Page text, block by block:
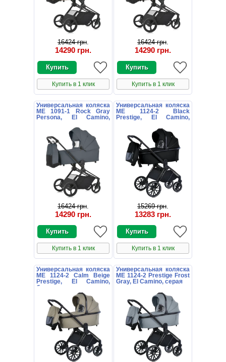
16424 грн.
14290 грн.
Купить в 1 клик
16424 грн.
14290 грн.
Купить в 1 клик
Универсальная коляска
ME 1091-1 Rock Gray
Persona, El Camino,
16424 грн.
14290 грн.
Купить в 1 клик
Универсальная коляска
ME 1124-2 Black
Prestige, El Camino,
15269 грн.
13283 грн.
Купить в 1 клик
Универсальная коляска
ME 1124-2 Calm Beige
Prestige, El Camino,
бежевая
Универсальная коляска
ME 1124-2 Prestige Frost
Gray, El Camino, серая